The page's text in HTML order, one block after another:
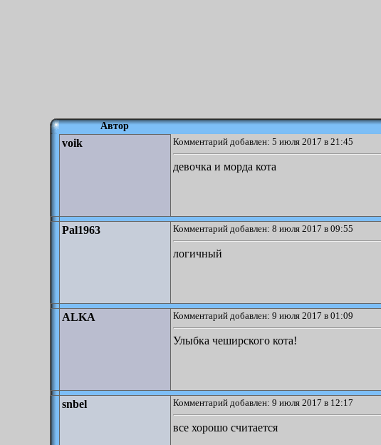
Автор
voik Комментарий добавлен: 5 июля 2017 в 21:45
девочка и морда кота
Pal1963 Комментарий добавлен: 8 июля 2017 в 09:55
логичный
ALKA Комментарий добавлен: 9 июля 2017 в 01:09
Улыбка чеширского кота!
snbel Комментарий добавлен: 9 июля 2017 в 12:17
все хорошо считается